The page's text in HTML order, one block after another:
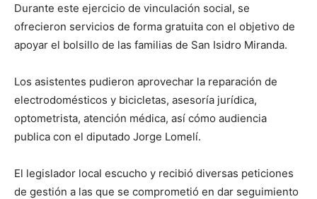
Durante este ejercicio de vinculación social, se
ofrecieron servicios de forma gratuita con el objetivo de
apoyar el bolsillo de las familias de San Isidro Miranda.
Los asistentes pudieron aprovechar la reparación de
electrodomésticos y bicicletas, asesoría jurídica,
optometrista, atención médica, así cómo audiencia
publica con el diputado Jorge Lomelí.
El legislador local escucho y recibió diversas peticiones
de gestión a las que se comprometió en dar seguimiento